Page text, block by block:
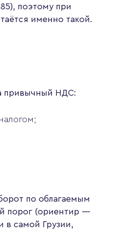
поэтому при
именно такой.
привычный НДС:
по облагаемым
порог (ориентир —
в самой Грузии,